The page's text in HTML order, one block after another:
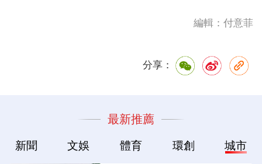
編輯：付意菲
分享：
最新推薦
新聞 文娛 體育 環創 城市